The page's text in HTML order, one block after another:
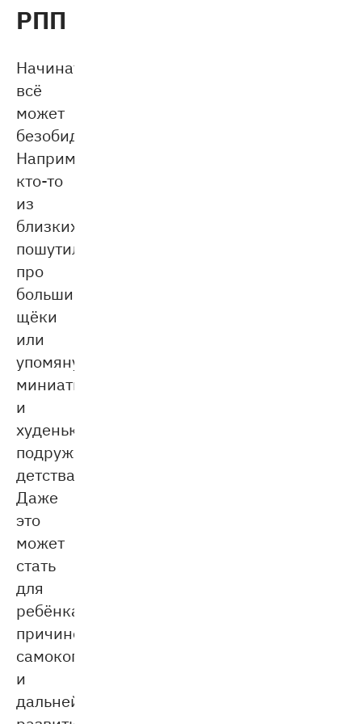
РПП
Начинаться
всё
может
безобидно.
Например,
кто-то
из
близких
пошутил
про
большие
щёки
или
упомянул
миниатюрную
и
худенькую
подружку
детства.
Даже
это
может
стать
для
ребёнка
причиной
самокопания
и
дальнейшего